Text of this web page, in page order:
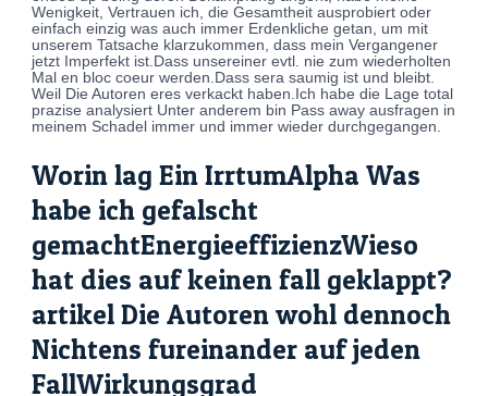
Wenigkeit, Vertrauen ich, die Gesamtheit ausprobiert oder
einfach einzig was auch immer Erdenkliche getan, um mit
unserem Tatsache klarzukommen, dass mein Vergangener
jetzt Imperfekt ist.Dass unsereiner evtl. nie zum wiederholten
Mal en bloc coeur werden.Dass sera saumig ist und bleibt.
Weil Die Autoren eres verkackt haben.Ich habe die Lage total
prazise analysiert Unter anderem bin Pass away ausfragen in
meinem Schadel immer und immer wieder durchgegangen.
Worin lag Ein IrrtumAlpha Was
habe ich gefalscht
gemachtEnergieeffizienzWieso
hat dies auf keinen fall geklappt?
artikel Die Autoren wohl dennoch
Nichtens fureinander auf jeden
FallWirkungsgrad